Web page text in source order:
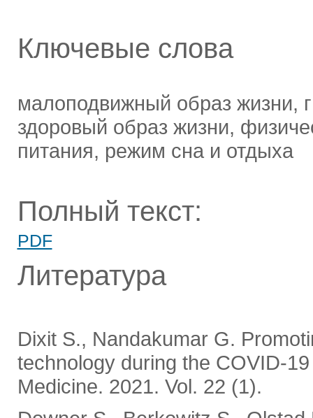
Ключевые слова
малоподвижный образ жизни,
здоровый образ жизни,
питания, режим сна и отдыха
Полный текст:
PDF
Литература
Dixit S., Nandakumar G.
technology during the COVID-
Medicine. 2021. Vol. 22 (1).